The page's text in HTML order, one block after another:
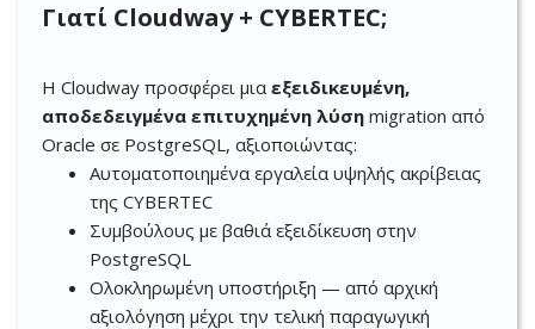
Γιατί Cloudway + CYBERTEC;
Η Cloudway προσφέρει μια εξειδικευμένη,
αποδεδειγμένα επιτυχημένη λύση migration από
Oracle σε PostgreSQL, αξιοποιώντας:
Αυτοματοποιημένα εργαλεία υψηλής ακρίβειας
της CYBERTEC
Συμβούλους με βαθιά εξειδίκευση στην
PostgreSQL
Ολοκληρωμένη υποστήριξη — από αρχική
αξιολόγηση μέχρι την τελική παραγωγική